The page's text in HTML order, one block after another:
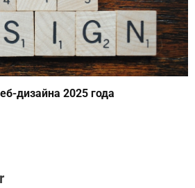
дизайна 2025 года